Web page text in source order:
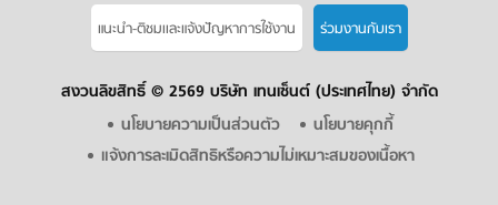
แนะนำ-ติชมเเละแจ้งปัญหาการใช้งาน ร่วมงานกับเรา
สงวนลิขสิทธิ์ © 2569 บริษัท เทนเซ็นต์ (ประเทศไทย) จำกัด
นโยบายความเป็นส่วนตัว
นโยบายคุกกี้
แจ้งการละเมิดสิทธิหรือความไม่เหมาะสมของเนื้อหา